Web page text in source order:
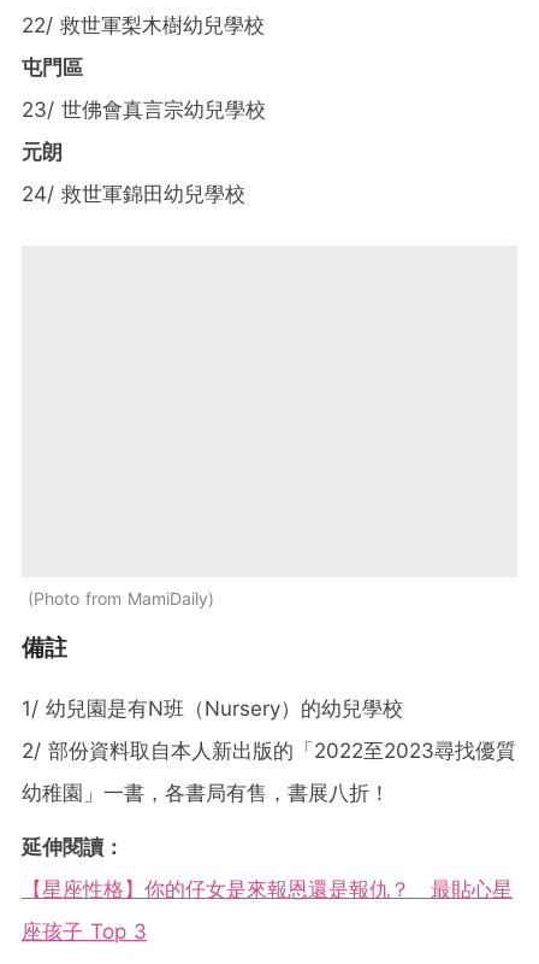
22/ 救世軍梨木樹幼兒學校
屯門區
23/ 世佛會真言宗幼兒學校
元朗
24/ 救世軍錦田幼兒學校
Photo from MamiDaily
備註
1/ 幼兒園是有N班（Nursery）的幼兒學校
2/ 部份資料取自本人新出版的「2022至2023尋找優質
幼稚園」一書，各書局有售，書展八折！
延伸閱讀：
【星座性格】你的仔女是來報恩還是報仇？ 最貼心星
座孩子 Top 3